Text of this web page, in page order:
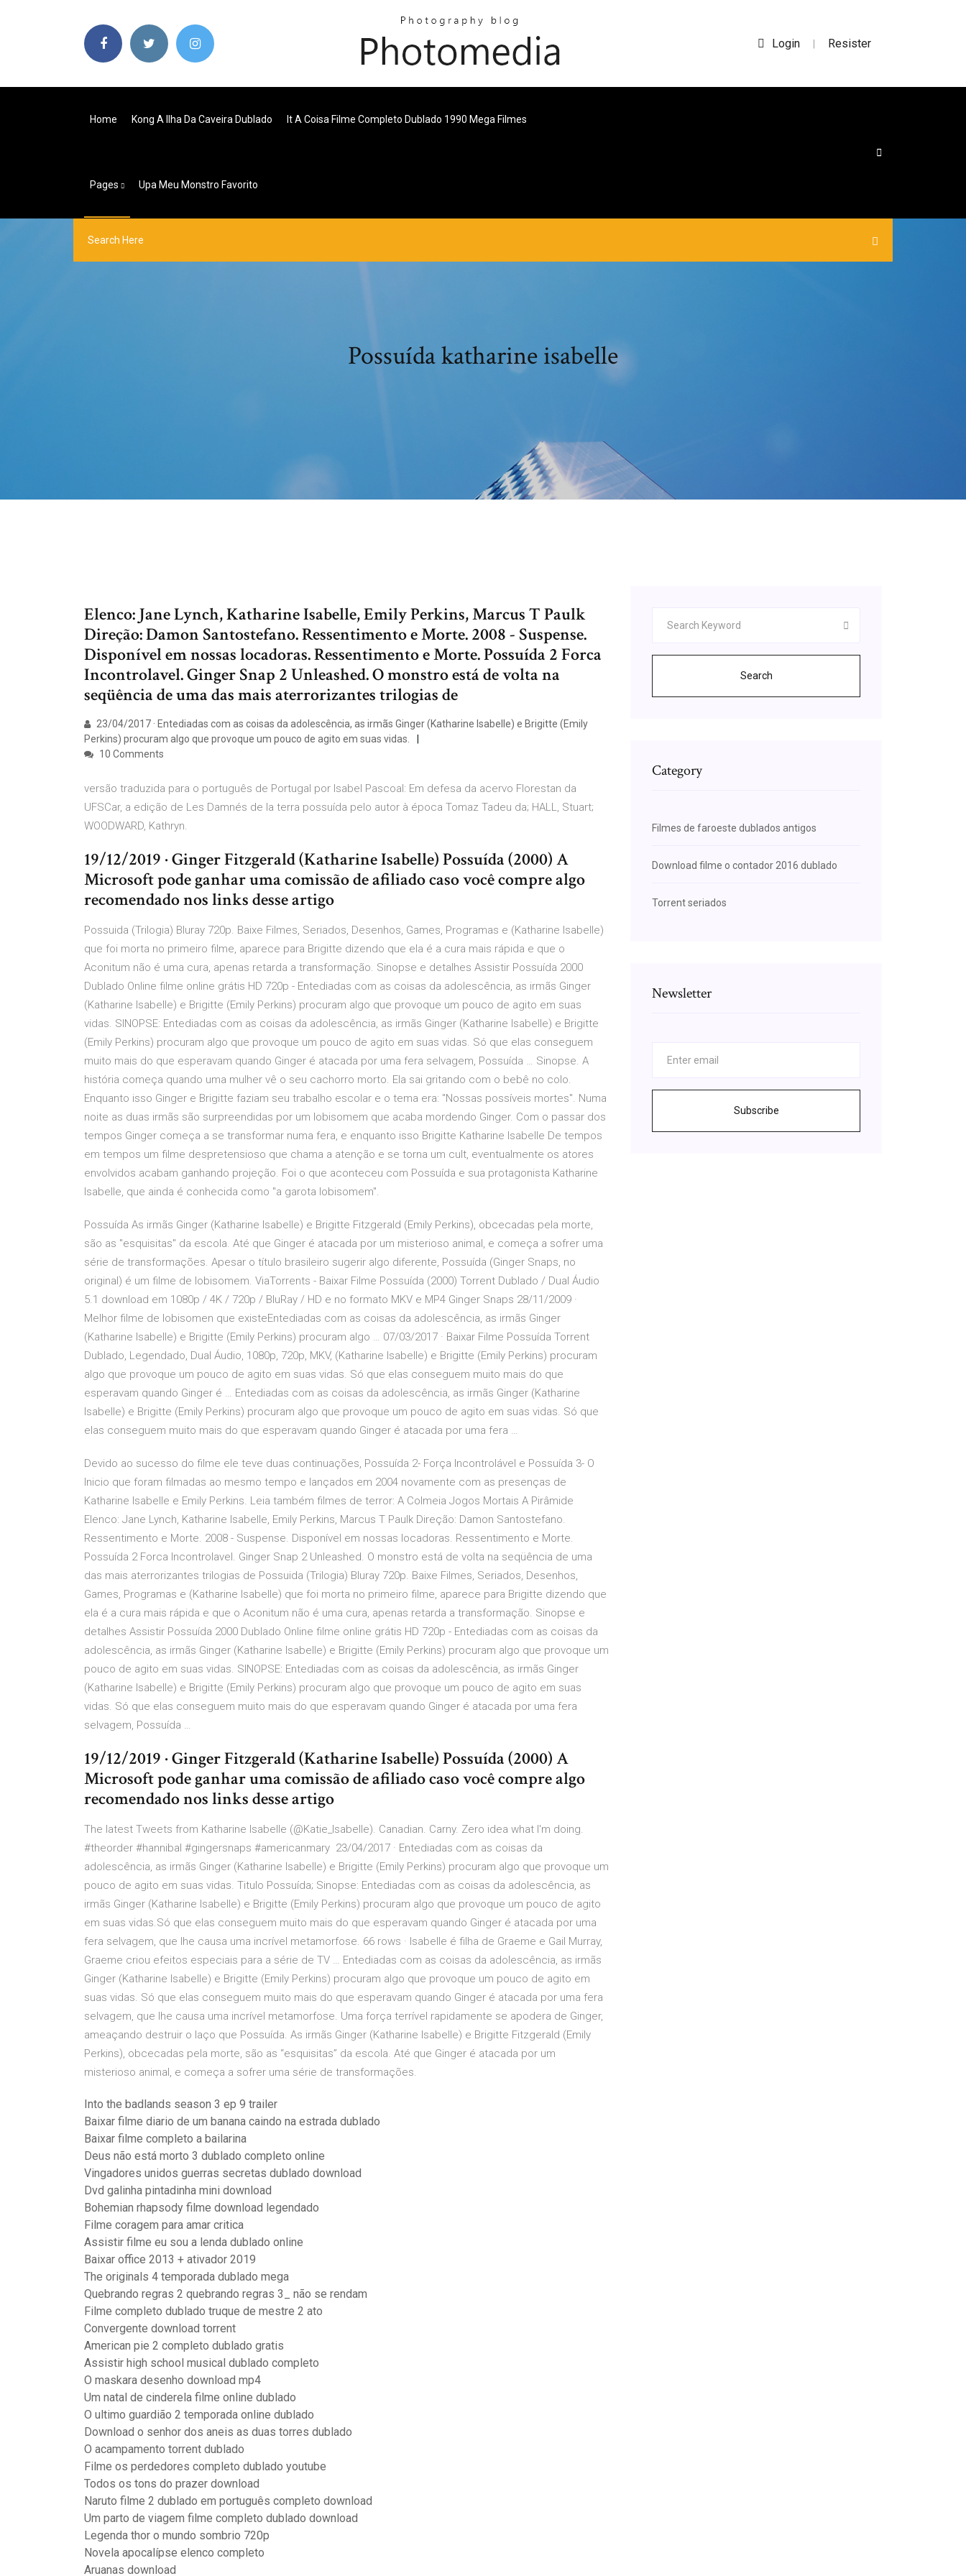
Login | Resister
Home Kong A Ilha Da Caveira Dublado It A Coisa Filme Completo Dublado 1990 Mega Filmes
Pages Upa Meu Monstro Favorito
Possuída katharine isabelle
Elenco: Jane Lynch, Katharine Isabelle, Emily Perkins, Marcus T Paulk
Direção: Damon Santostefano. Ressentimento e Morte. 2008 - Suspense.
Disponível em nossas locadoras. Ressentimento e Morte. Possuída 2 Forca
Incontrolavel. Ginger Snap 2 Unleashed. O monstro está de volta na
seqüência de uma das mais aterrorizantes trilogias de
23/04/2017 · Entediadas com as coisas da adolescência, as irmãs Ginger (Katharine Isabelle) e Brigitte (Emily
Perkins) procuram algo que provoque um pouco de agito em suas vidas.
10 Comments
versão traduzida para o português de Portugal por Isabel Pascoal: Em defesa da acervo Florestan da
UFSCar, a edição de Les Damnés de la terra possuída pelo autor à época Tomaz Tadeu da; HALL, Stuart;
WOODWARD, Kathryn.
19/12/2019 · Ginger Fitzgerald (Katharine Isabelle) Possuída (2000) A
Microsoft pode ganhar uma comissão de afiliado caso você compre algo
recomendado nos links desse artigo
Possuida (Trilogia) Bluray 720p. Baixe Filmes, Seriados, Desenhos, Games, Programas e (Katharine Isabelle)
que foi morta no primeiro filme, aparece para Brigitte dizendo que ela é a cura mais rápida e que o
Aconitum não é uma cura, apenas retarda a transformação. Sinopse e detalhes Assistir Possuída 2000
Dublado Online filme online grátis HD 720p - Entediadas com as coisas da adolescência, as irmãs Ginger
(Katharine Isabelle) e Brigitte (Emily Perkins) procuram algo que provoque um pouco de agito em suas
vidas. SINOPSE: Entediadas com as coisas da adolescência, as irmãs Ginger (Katharine Isabelle) e Brigitte
(Emily Perkins) procuram algo que provoque um pouco de agito em suas vidas. Só que elas conseguem
muito mais do que esperavam quando Ginger é atacada por uma fera selvagem, Possuída … Sinopse. A
história começa quando uma mulher vê o seu cachorro morto. Ela sai gritando com o bebê no colo.
Enquanto isso Ginger e Brigitte faziam seu trabalho escolar e o tema era: "Nossas possíveis mortes". Numa
noite as duas irmãs são surpreendidas por um lobisomem que acaba mordendo Ginger. Com o passar dos
tempos Ginger começa a se transformar numa fera, e enquanto isso Brigitte Katharine Isabelle De tempos
em tempos um filme despretensioso que chama a atenção e se torna um cult, eventualmente os atores
envolvidos acabam ganhando projeção. Foi o que aconteceu com Possuída e sua protagonista Katharine
Isabelle, que ainda é conhecida como "a garota lobisomem".
Possuída As irmãs Ginger (Katharine Isabelle) e Brigitte Fitzgerald (Emily Perkins), obcecadas pela morte,
são as "esquisitas" da escola. Até que Ginger é atacada por um misterioso animal, e começa a sofrer uma
série de transformações. Apesar o título brasileiro sugerir algo diferente, Possuída (Ginger Snaps, no
original) é um filme de lobisomem. ViaTorrents - Baixar Filme Possuída (2000) Torrent Dublado / Dual Áudio
5.1 download em 1080p / 4K / 720p / BluRay / HD e no formato MKV e MP4 Ginger Snaps 28/11/2009 ·
Melhor filme de lobisomen que existeEntediadas com as coisas da adolescência, as irmãs Ginger
(Katharine Isabelle) e Brigitte (Emily Perkins) procuram algo … 07/03/2017 · Baixar Filme Possuída Torrent
Dublado, Legendado, Dual Áudio, 1080p, 720p, MKV, (Katharine Isabelle) e Brigitte (Emily Perkins) procuram
algo que provoque um pouco de agito em suas vidas. Só que elas conseguem muito mais do que
esperavam quando Ginger é … Entediadas com as coisas da adolescência, as irmãs Ginger (Katharine
Isabelle) e Brigitte (Emily Perkins) procuram algo que provoque um pouco de agito em suas vidas. Só que
elas conseguem muito mais do que esperavam quando Ginger é atacada por uma fera …
Devido ao sucesso do filme ele teve duas continuações, Possuída 2- Força Incontrolável e Possuída 3- O
Inicio que foram filmadas ao mesmo tempo e lançados em 2004 novamente com as presenças de
Katharine Isabelle e Emily Perkins. Leia também filmes de terror: A Colmeia Jogos Mortais A Pirâmide
Elenco: Jane Lynch, Katharine Isabelle, Emily Perkins, Marcus T Paulk Direção: Damon Santostefano.
Ressentimento e Morte. 2008 - Suspense. Disponível em nossas locadoras. Ressentimento e Morte.
Possuída 2 Forca Incontrolavel. Ginger Snap 2 Unleashed. O monstro está de volta na seqüência de uma
das mais aterrorizantes trilogias de Possuida (Trilogia) Bluray 720p. Baixe Filmes, Seriados, Desenhos,
Games, Programas e (Katharine Isabelle) que foi morta no primeiro filme, aparece para Brigitte dizendo que
ela é a cura mais rápida e que o Aconitum não é uma cura, apenas retarda a transformação. Sinopse e
detalhes Assistir Possuída 2000 Dublado Online filme online grátis HD 720p - Entediadas com as coisas da
adolescência, as irmãs Ginger (Katharine Isabelle) e Brigitte (Emily Perkins) procuram algo que provoque um
pouco de agito em suas vidas. SINOPSE: Entediadas com as coisas da adolescência, as irmãs Ginger
(Katharine Isabelle) e Brigitte (Emily Perkins) procuram algo que provoque um pouco de agito em suas
vidas. Só que elas conseguem muito mais do que esperavam quando Ginger é atacada por uma fera
selvagem, Possuída …
19/12/2019 · Ginger Fitzgerald (Katharine Isabelle) Possuída (2000) A
Microsoft pode ganhar uma comissão de afiliado caso você compre algo
recomendado nos links desse artigo
The latest Tweets from Katharine Isabelle (@Katie_Isabelle). Canadian. Carny. Zero idea what I'm doing.
#theorder #hannibal #gingersnaps #americanmary 23/04/2017 · Entediadas com as coisas da
adolescência, as irmãs Ginger (Katharine Isabelle) e Brigitte (Emily Perkins) procuram algo que provoque um
pouco de agito em suas vidas. Titulo Possuída; Sinopse: Entediadas com as coisas da adolescência, as
irmãs Ginger (Katharine Isabelle) e Brigitte (Emily Perkins) procuram algo que provoque um pouco de agito
em suas vidas.Só que elas conseguem muito mais do que esperavam quando Ginger é atacada por uma
fera selvagem, que lhe causa uma incrível metamorfose. 66 rows · Isabelle é filha de Graeme e Gail Murray,
Graeme criou efeitos especiais para a série de TV … Entediadas com as coisas da adolescência, as irmãs
Ginger (Katharine Isabelle) e Brigitte (Emily Perkins) procuram algo que provoque um pouco de agito em
suas vidas. Só que elas conseguem muito mais do que esperavam quando Ginger é atacada por uma fera
selvagem, que lhe causa uma incrível metamorfose. Uma força terrível rapidamente se apodera de Ginger,
ameaçando destruir o laço que Possuída. As irmãs Ginger (Katharine Isabelle) e Brigitte Fitzgerald (Emily
Perkins), obcecadas pela morte, são as “esquisitas” da escola. Até que Ginger é atacada por um
misterioso animal, e começa a sofrer uma série de transformações.
Into the badlands season 3 ep 9 trailer
Baixar filme diario de um banana caindo na estrada dublado
Baixar filme completo a bailarina
Deus não está morto 3 dublado completo online
Vingadores unidos guerras secretas dublado download
Dvd galinha pintadinha mini download
Bohemian rhapsody filme download legendado
Filme coragem para amar critica
Assistir filme eu sou a lenda dublado online
Baixar office 2013 + ativador 2019
The originals 4 temporada dublado mega
Quebrando regras 2 quebrando regras 3_ não se rendam
Filme completo dublado truque de mestre 2 ato
Convergente download torrent
American pie 2 completo dublado gratis
Assistir high school musical dublado completo
O maskara desenho download mp4
Um natal de cinderela filme online dublado
O ultimo guardião 2 temporada online dublado
Download o senhor dos aneis as duas torres dublado
O acampamento torrent dublado
Filme os perdedores completo dublado youtube
Todos os tons do prazer download
Naruto filme 2 dublado em português completo download
Um parto de viagem filme completo dublado download
Legenda thor o mundo sombrio 720p
Novela apocalípse elenco completo
Aruanas download
Search
Category
Filmes de faroeste dublados antigos
Download filme o contador 2016 dublado
Torrent seriados
Newsletter
Subscribe